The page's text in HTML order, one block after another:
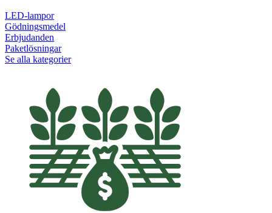
LED-lampor
Gödningsmedel
Erbjudanden
Paketlösningar
Se alla kategorier